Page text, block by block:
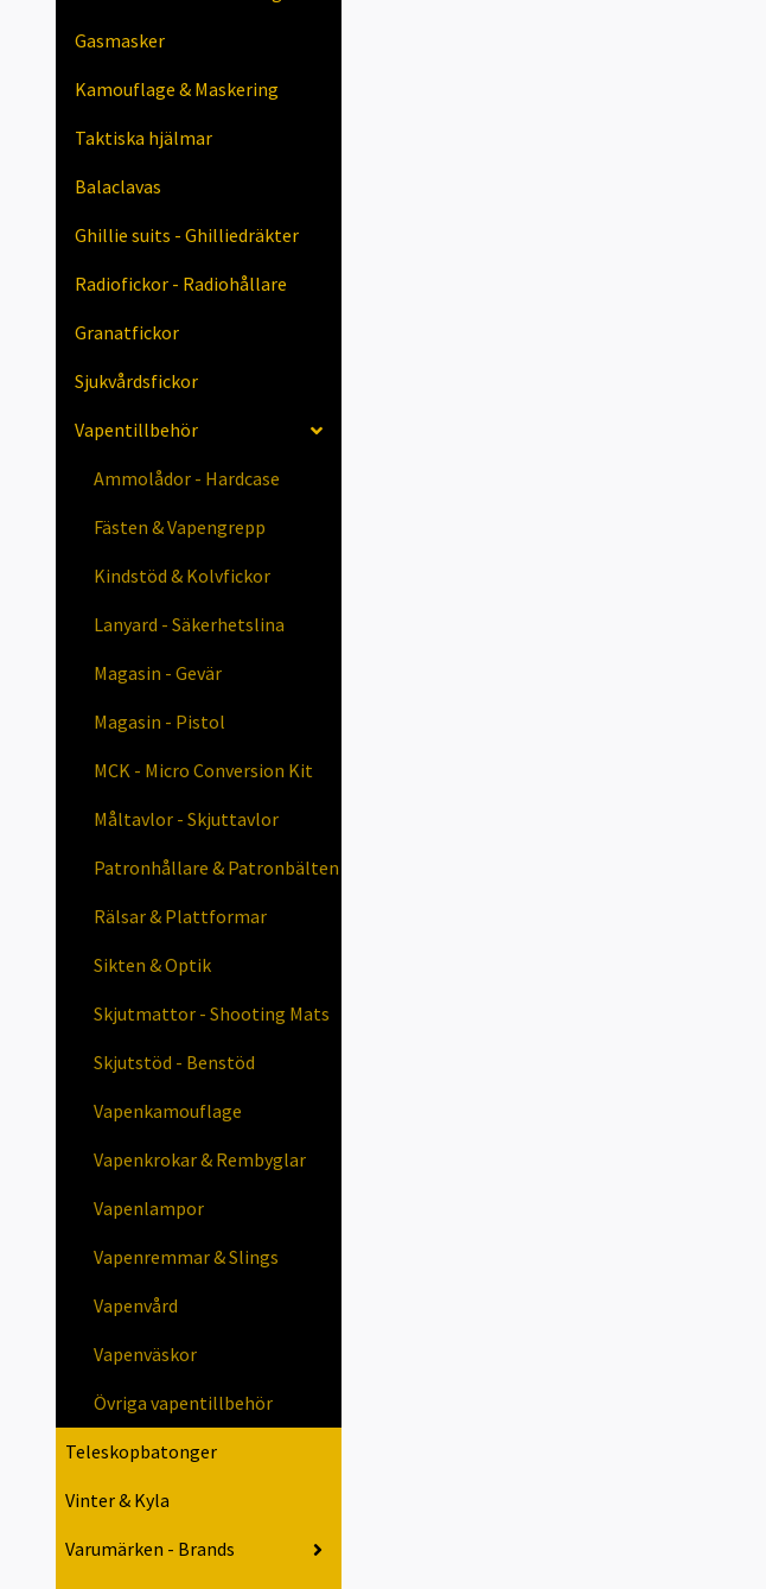
Gasmasker
Kamouflage & Maskering
Taktiska hjälmar
Balaclavas
Ghillie suits - Ghilliedräkter
Radiofickor - Radiohållare
Granatfickor
Sjukvårdsfickor
Vapentillbehör
Ammolådor - Hardcase
Fästen & Vapengrepp
Kindstöd & Kolvfickor
Lanyard - Säkerhetslina
Magasin - Gevär
Magasin - Pistol
MCK - Micro Conversion Kit
Måltavlor - Skjuttavlor
Patronhållare & Patronbälten
Rälsar & Plattformar
Sikten & Optik
Skjutmattor - Shooting Mats
Skjutstöd - Benstöd
Vapenkamouflage
Vapenkrokar & Rembyglar
Vapenlampor
Vapenremmar & Slings
Vapenvård
Vapenväskor
Övriga vapentillbehör
Teleskopbatonger
Vinter & Kyla
Varumärken - Brands